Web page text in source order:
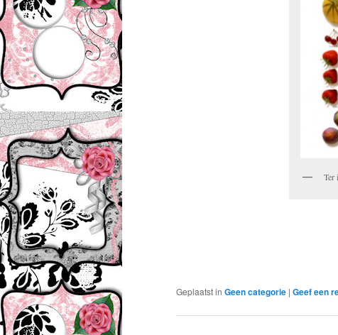
Ter
Geplaatst in Geen categorie | Geef een